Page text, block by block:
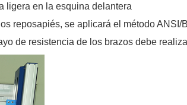
ligera en la esquina delantera
reposapiés, se aplicará el método ANSI/
de resistencia de los brazos debe